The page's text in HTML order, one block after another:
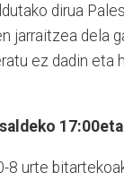
dirua
jarraitzea dela
ez dadin eta
8 urte